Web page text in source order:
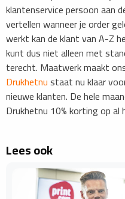
klantenservice persoon aan
vertellen wanneer je order
werkt kan de klant van A-Z
kunt dus niet alleen met
terecht. Maatwerk maakt
Drukhetnustaat nu klaar
nieuwe klanten. De hele
Drukhetnu 10% korting op al
Lees ook